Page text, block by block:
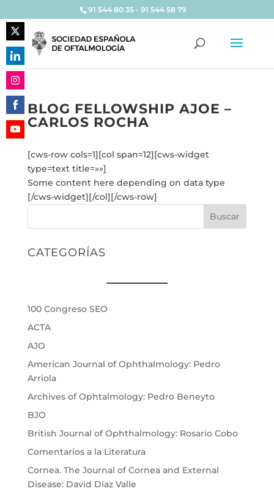
91 544 80 35 - 91 544 58 79
BLOG FELLOWSHIP AJOE –
CARLOS ROCHA
[cws-row cols=1][col span=12][cws-widget
type=text title=»»]
Some content here depending on data type
[/cws-widget][/col][/cws-row]
Buscar
CATEGORÍAS
100 Congreso SEO
ACTA
AJO
American Journal of Ophthalmology: Pedro
Arriola
Archives of Ophtalmology: Pedro Beneyto
BJO
British Journal of Ophthalmology: Rosario Cobo
Comentarios a la Literatura
Cornea. The Journal of Cornea and External
Disease: David Díaz Valle
Share
on
Twitter
Share
on
LinkedIn
Share
on
Instagram
Share
on
Facebook
YouTube